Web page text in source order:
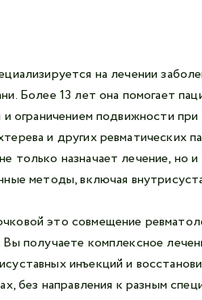
на лечении
Более 13 лет она помогает
ограничением подвижности
и других ревматических
только назначает лечение, но
методы, включая
это совмещение
получаете комплексное
инъекций и
без направления к разным